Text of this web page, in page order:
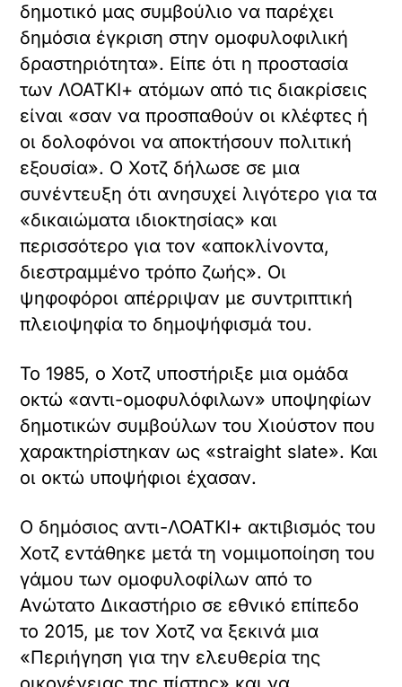
δημοτικό μας συμβούλιο να παρέχει
δημόσια έγκριση στην ομοφυλοφιλική
δραστηριότητα». Είπε ότι η προστασία
των ΛΟΑΤΚΙ+ ατόμων από τις διακρίσεις
είναι «σαν να προσπαθούν οι κλέφτες ή
οι δολοφόνοι να αποκτήσουν πολιτική
εξουσία». Ο Χοτζ δήλωσε σε μια
συνέντευξη ότι ανησυχεί λιγότερο για τα
«δικαιώματα ιδιοκτησίας» και
περισσότερο για τον «αποκλίνοντα,
διεστραμμένο τρόπο ζωής». Οι
ψηφοφόροι απέρριψαν με συντριπτική
πλειοψηφία το δημοψήφισμά του.
Το 1985, ο Χοτζ υποστήριξε μια ομάδα
οκτώ «αντι-ομοφυλόφιλων» υποψηφίων
δημοτικών συμβούλων του Χιούστον που
χαρακτηρίστηκαν ως «straight slate». Και
οι οκτώ υποψήφιοι έχασαν.
Ο δημόσιος αντι-ΛΟΑΤΚΙ+ ακτιβισμός του
Χοτζ εντάθηκε μετά τη νομιμοποίηση του
γάμου των ομοφυλοφίλων από το
Ανώτατο Δικαστήριο σε εθνικό επίπεδο
το 2015, με τον Χοτζ να ξεκινά μια
«Περιήγηση για την ελευθερία της